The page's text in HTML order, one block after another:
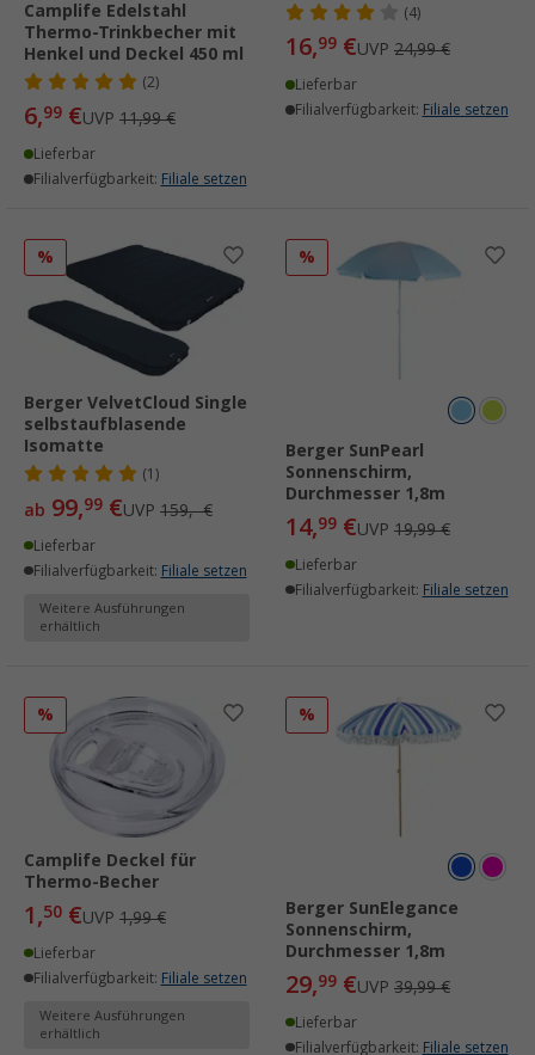
Camplife Edelstahl
Thermo-Trinkbecher mit
Henkel und Deckel 450 ml
(2)
6,99 €UVP 11,99 €
Lieferbar
Filialverfügbarkeit: Filiale setzen
(4)
16,99 €UVP 24,99 €
Lieferbar
Filialverfügbarkeit: Filiale setzen
%
Berger VelvetCloud Single
selbstaufblasende
Isomatte
(1)
ab 99,99 €UVP 159,- €
Lieferbar
Filialverfügbarkeit: Filiale setzen
Weitere Ausführungen
erhältlich
%
Berger SunPearl
Sonnenschirm,
Durchmesser 1,8m
14,99 €UVP 19,99 €
Lieferbar
Filialverfügbarkeit: Filiale setzen
%
Camplife Deckel für
Thermo-Becher
1,50 €UVP 1,99 €
Lieferbar
Filialverfügbarkeit: Filiale setzen
Weitere Ausführungen
erhältlich
%
Berger SunElegance
Sonnenschirm,
Durchmesser 1,8m
29,99 €UVP 39,99 €
Lieferbar
Filialverfügbarkeit: Filiale setzen